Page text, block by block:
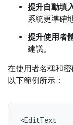
提升自動填
系統更準確
提升使用者
建議。
在使用者名稱和
以下範例所示：